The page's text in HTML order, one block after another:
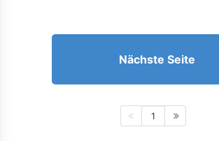
Nächste Seite
1